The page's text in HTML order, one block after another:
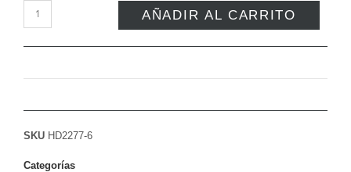
AÑADIR AL CARRITO
SKU HD2277-6
Categorías